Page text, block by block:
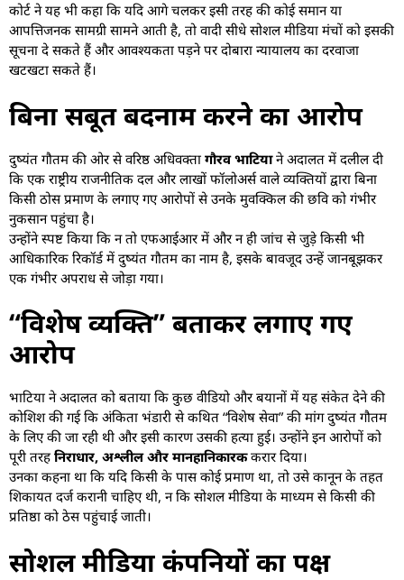
कोर्ट ने यह भी कहा कि यदि आगे चलकर इसी तरह की कोई समान या
आपत्तिजनक सामग्री सामने आती है, तो वादी सीधे सोशल मीडिया मंचों को इसकी
सूचना दे सकते हैं और आवश्यकता पड़ने पर दोबारा न्यायालय का दरवाजा
खटखटा सकते हैं।
बिना सबूत बदनाम करने का आरोप
दुष्यंत गौतम की ओर से वरिष्ठ अधिवक्ता गौरव भाटियाने अदालत में दलील दी
कि एक राष्ट्रीय राजनीतिक दल और लाखों फॉलोअर्स वाले व्यक्तियों द्वारा बिना
किसी ठोस प्रमाण के लगाए गए आरोपों से उनके मुवक्किल की छवि को गंभीर
नुकसान पहुंचा है।
उन्होंने स्पष्ट किया कि न तो एफआईआर में और न ही जांच से जुड़े किसी भी
आधिकारिक रिकॉर्ड में दुष्यंत गौतम का नाम है, इसके बावजूद उन्हें जानबूझकर
एक गंभीर अपराध से जोड़ा गया।
“विशेष व्यक्ति” बताकर लगाए गए
आरोप
भाटिया ने अदालत को बताया कि कुछ वीडियो और बयानों में यह संकेत देने की
कोशिश की गई कि अंकिता भंडारी से कथित “विशेष सेवा” की मांग दुष्यंत गौतम
के लिए की जा रही थी और इसी कारण उसकी हत्या हुई। उन्होंने इन आरोपों को
पूरी तरहनिराधार, अश्लील और मानहानिकारककरार दिया।
उनका कहना था कि यदि किसी के पास कोई प्रमाण था, तो उसे कानून के तहत
शिकायत दर्ज करानी चाहिए थी, न कि सोशल मीडिया के माध्यम से किसी की
प्रतिष्ठा को ठेस पहुंचाई जाती।
सोशल मीडिया कंपनियों का पक्ष